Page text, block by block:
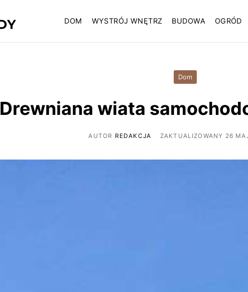
DOM WYSTRÓJ WNĘTRZ BUDOWA OGRÓD
Dom
Drewniana wiata
AUTOR REDAKCJA ZAKTUALIZOWANY 26